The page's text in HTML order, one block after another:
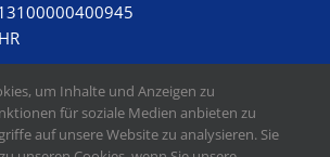
um Inhalte und Anzeigen zu
für soziale Medien anbieten zu
auf unsere Website zu analysieren. Sie